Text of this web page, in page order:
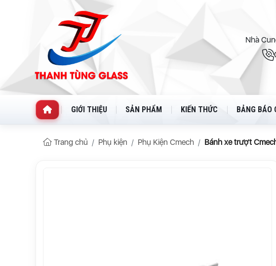
Nhà
GIỚI THIỆU SẢN PHẨM KIẾN THỨC BẢNG BÁO
Trang chủ Phụ kiện Phụ Kiện Cmech Bánh xe trượt